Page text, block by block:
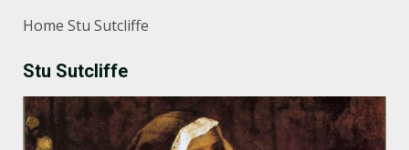
Home Stu Sutcliffe
Stu Sutcliffe